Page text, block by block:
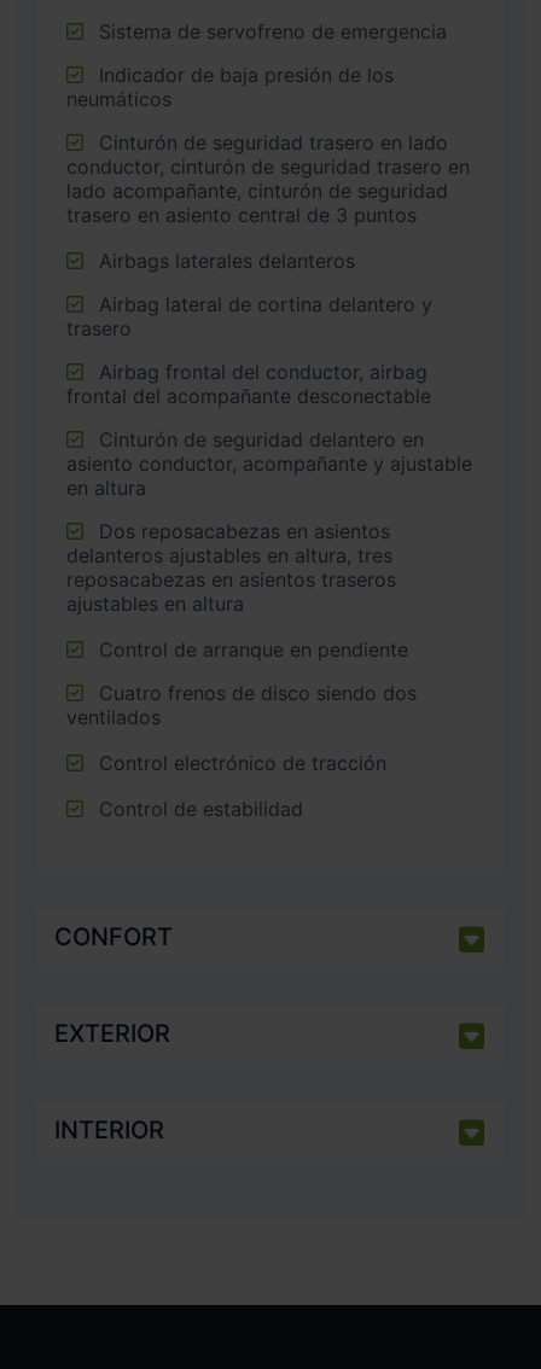
Sistema de servofreno de emergencia
neumáticos
conductor, cinturón de seguridad trasero en
lado acompañante, cinturón de seguridad
trasero en asiento central de 3 puntos
Airbags laterales delanteros
trasero
frontal del acompañante desconectable
asiento conductor, acompañante y ajustable
en altura
delanteros ajustables en altura, tres
reposacabezas en asientos traseros
ajustables en altura
Control de arranque en pendiente
ventilados
Control electrónico de tracción
Control de estabilidad
CONFORT
EXTERIOR
INTERIOR